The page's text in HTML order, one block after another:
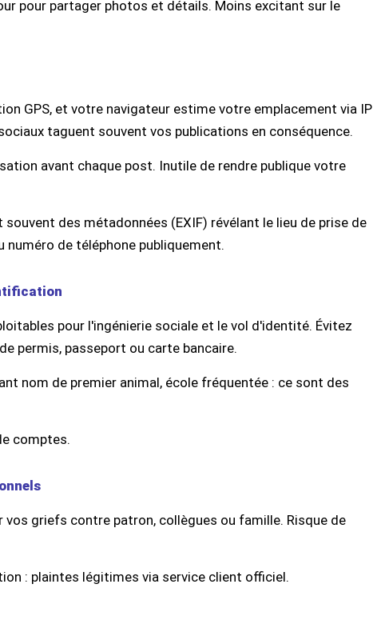
pour partager photos et détails. Moins excitant sur le
GPS, et votre navigateur estime votre emplacement via IP
taguent souvent vos publications en conséquence.
avant chaque post. Inutile de rendre publique votre
des métadonnées (EXIF) révélant le lieu de prise de
numéro de téléphone publiquement.
pour l'ingénierie sociale et le vol d'identité. Évitez
permis, passeport ou carte bancaire.
nom de premier animal, école fréquentée : ce sont des
comptes.
vos griefs contre patron, collègues ou famille. Risque de
: plaintes légitimes via service client officiel.